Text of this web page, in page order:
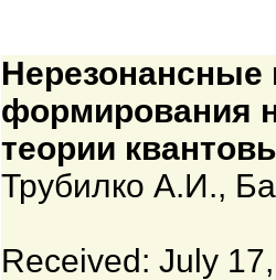
Нерезонансные
формирования
теории
Трубилко А.И.,
Received: July